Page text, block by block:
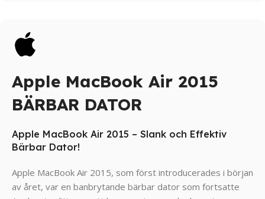
Apple MacBook Air 2015
BÄRBAR DATOR
Apple MacBook Air 2015 – Slank och Effektiv
Bärbar Dator!
Apple MacBook Air 2015, som först introducerades i början
av året, var en banbrytande bärbar dator som fortsatte